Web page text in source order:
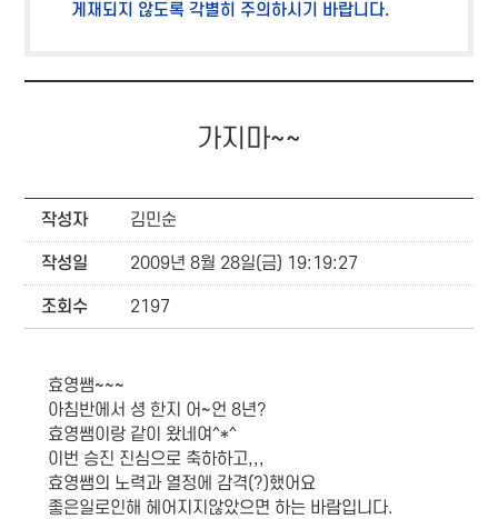
게재되지 않도록 각별히 주의하시기 바랍니다.
가지마~~
작성자 김민순
작성일 2009년 8월 28일(금) 19:19:27
조회수 2197
효영쌤~~~
아침반에서 셩 한지 어~언 8년?
효영쌤이랑 같이 왔네여^*^
이번 승진 진심으로 축하하고,,,
효영쌤의 노력과 열정에 감격(?)했어요
좋은일로인해 헤어지지않았으면 하는 바람입니다.